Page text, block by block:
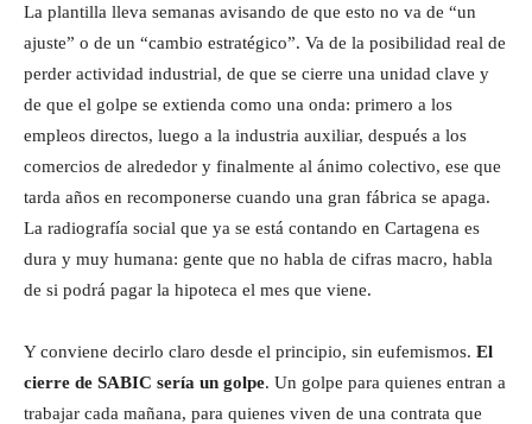
La plantilla lleva semanas avisando de que esto no va de “un
ajuste” o de un “cambio estratégico”. Va de la posibilidad real de
perder actividad industrial, de que se cierre una unidad clave y
de que el golpe se extienda como una onda: primero a los
empleos directos, luego a la industria auxiliar, después a los
comercios de alrededor y finalmente al ánimo colectivo, ese que
tarda años en recomponerse cuando una gran fábrica se apaga.
La radiografía social que ya se está contando en Cartagena es
dura y muy humana: gente que no habla de cifras macro, habla
de si podrá pagar la hipoteca el mes que viene.
Y conviene decirlo claro desde el principio, sin eufemismos. El
cierre de SABIC sería un golpe. Un golpe para quienes entran a
trabajar cada mañana, para quienes viven de una contrata que